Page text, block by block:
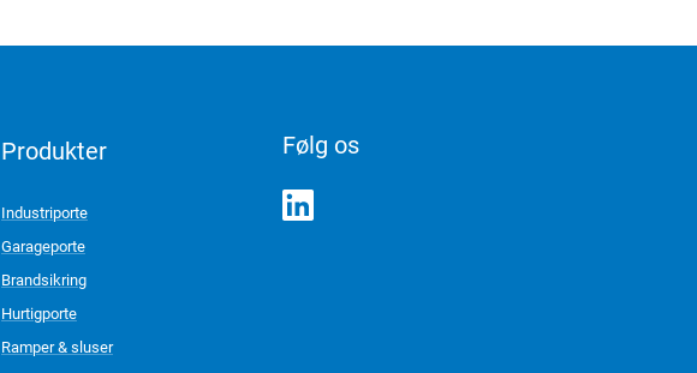
Produkter
Industriporte
Garageporte
Brandsikring
Hurtigporte
Ramper & sluser
Følg os